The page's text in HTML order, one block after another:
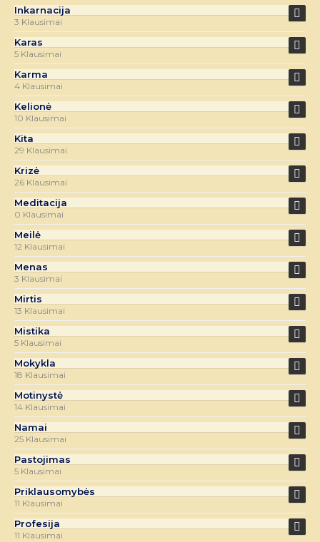
Inkarnacija
3 Klausimai
Karas
5 Klausimai
Karma
4 Klausimai
Kelionė
10 Klausimai
Kita
29 Klausimai
Krizė
26 Klausimai
Meditacija
0 Klausimai
Meilė
12 Klausimai
Menas
3 Klausimai
Mirtis
13 Klausimai
Mistika
5 Klausimai
Mokykla
18 Klausimai
Motinystė
14 Klausimai
Namai
25 Klausimai
Pastojimas
5 Klausimai
Priklausomybės
11 Klausimai
Profesija
11 Klausimai